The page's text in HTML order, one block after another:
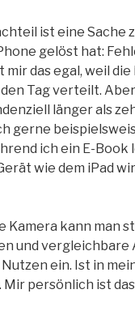
ist eine Sache
gelöst hat:
mir das egal, weil
Tag verteilt. Aber
länger als
gerne
ich ein E-
wie dem iPad
Kamera kann man
und
ein. Ist in
persönlich ist das